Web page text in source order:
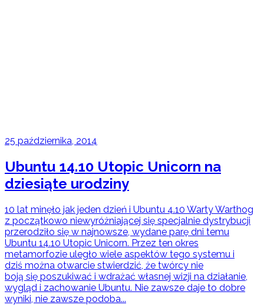
25 października, 2014
Ubuntu 14.10 Utopic Unicorn na
dziesiąte urodziny
10 lat minęło jak jeden dzień i Ubuntu 4.10 Warty Warthog
z początkowo niewyróżniającej się specjalnie dystrybucji
przerodziło się w najnowsze, wydane parę dni temu
Ubuntu 14.10 Utopic Unicorn. Przez ten okres
metamorfozie uległo wiele aspektów tego systemu i
dziś można otwarcie stwierdzić, że twórcy nie
boją się poszukiwać i wdrażać własnej wizji na działanie,
wygląd i zachowanie Ubuntu. Nie zawsze daje to dobre
wyniki, nie zawsze podoba...